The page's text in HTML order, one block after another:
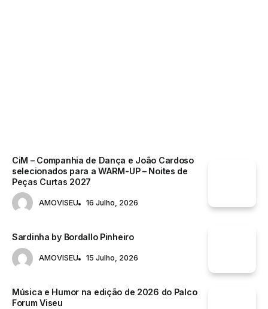
CiM – Companhia de Dança e João Cardoso
selecionados para a WARM-UP – Noites de
Peças Curtas 2027
AMOVISEU 16 Julho, 2026
Sardinha by Bordallo Pinheiro
AMOVISEU 15 Julho, 2026
Música e Humor na edição de 2026 do Palco
Forum Viseu